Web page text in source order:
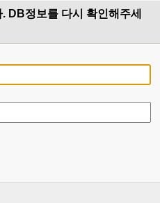
DB정보를 다시 확인해주세